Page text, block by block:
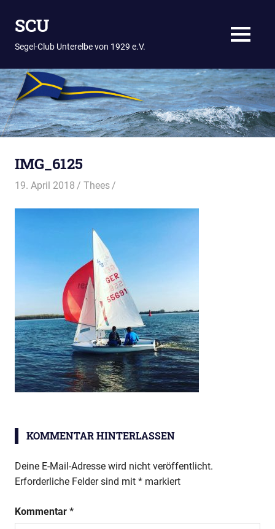
InhaltSCU
Segel-Club Unterelbe von 1929 e.V. MENÜ
IMG_6125
19. April 2018 Thees
KOMMENTAR HINTERLASSEN
Deine E-Mail-Adresse wird nicht veröffentlicht.
Erforderliche Felder sind mit * markiert
Kommentar *